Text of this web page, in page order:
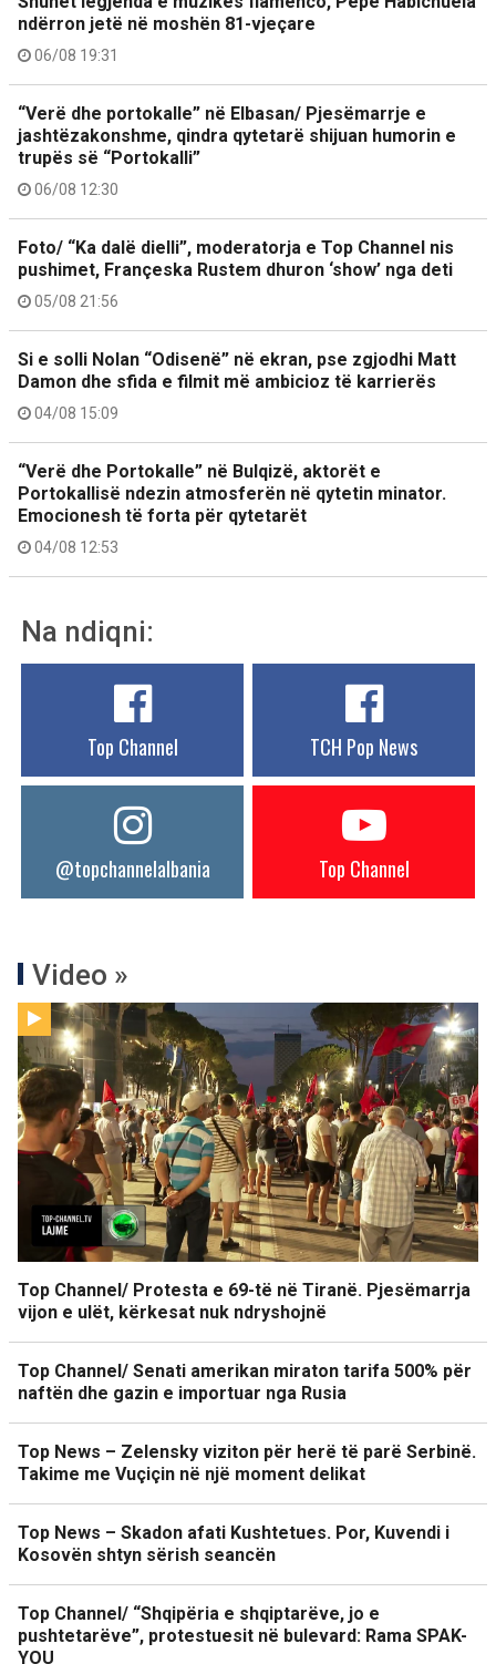
ndërron jetë në moshën 81-vjeçare
06/08 19:31
“Verë dhe portokalle” në Elbasan/ Pjesëmarrje e
jashtëzakonshme, qindra qytetarë shijuan humorin e
trupës së “Portokalli”
06/08 12:30
Foto/ “Ka dalë dielli”, moderatorja e Top Channel nis
pushimet, Françeska Rustem dhuron ‘show’ nga deti
05/08 21:56
Si e solli Nolan “Odisenë” në ekran, pse zgjodhi Matt
Damon dhe sfida e filmit më ambicioz të karrierës
04/08 15:09
“Verë dhe Portokalle” në Bulqizë, aktorët e
Portokallisë ndezin atmosferën në qytetin minator.
Emocionesh të forta për qytetarët
04/08 12:53
Na ndiqni:
Top Channel TCH Pop News
@topchannelalbania Top Channel
Video »
Top Channel/ Protesta e 69-të në Tiranë. Pjesëmarrja
vijon e ulët, kërkesat nuk ndryshojnë
Top Channel/ Senati amerikan miraton tarifa 500% për
naftën dhe gazin e importuar nga Rusia
Top News – Zelensky viziton për herë të parë Serbinë.
Takime me Vuçiçin në një moment delikat
Top News – Skadon afati Kushtetues. Por, Kuvendi i
Kosovën shtyn sërish seancën
Top Channel/ “Shqipëria e shqiptarëve, jo e
pushtetarëve”, protestuesit në bulevard: Rama SPAK-
YOU